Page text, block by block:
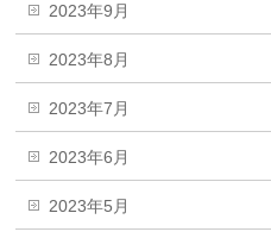
2023年9月
2023年8月
2023年7月
2023年6月
2023年5月